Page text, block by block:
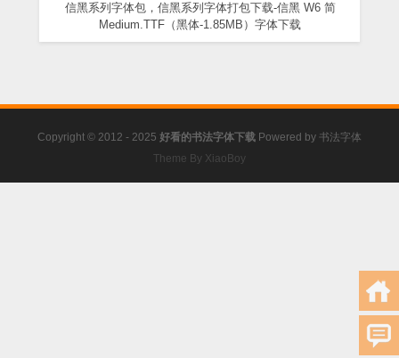
信黑系列字体包，信黑系列字体打包下载-信黑 W6 简
Medium.TTF（黑体-1.85MB）字体下载
Copyright © 2012 - 2025 好看的书法字体下载 Powered by 书法字体
Theme By XiaoBoy